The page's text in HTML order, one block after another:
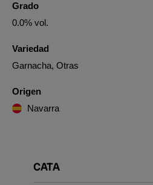
Grado
0.0% vol.
Variedad
Garnacha, Otras
Origen
Navarra
CATA